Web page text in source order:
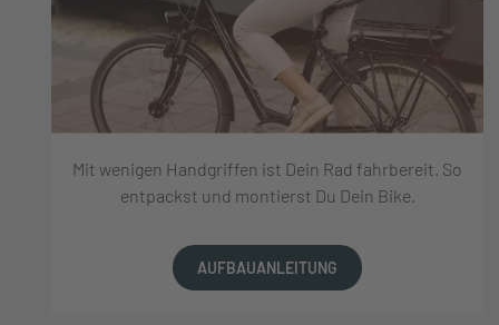
Mit wenigen Handgriffen ist Dein Rad fahrbereit. So
entpackst und montierst Du Dein Bike.
AUFBAUANLEITUNG